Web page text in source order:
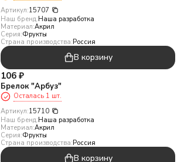
Артикул:15707
Наш бренд:Наша разработка
Материал:Акрил
Серия:Фрукты
Страна производства:Россия
В корзину
106 ₽
Брелок "Арбуз"
Осталась 1 шт.
Артикул:15710
Наш бренд:Наша разработка
Материал:Акрил
Серия:Фрукты
Страна производства:Россия
В корзину